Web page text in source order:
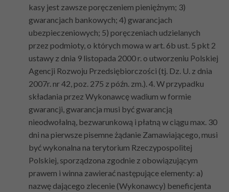
kasy jest zawsze poręczeniem pieniężnym; 3)
gwarancjach bankowych; 4) gwarancjach
ubezpieczeniowych; 5) poręczeniach udzielanych
przez podmioty, o których mowa w art. 6b ust. 5 pkt 2
ustawy z dnia 9 listopada 2000 r. o utworzeniu Polskiej
Agencji Rozwoju Przedsiębiorczości (tj. Dz. U. z dnia
2007r. nr 42, poz. 275 z późn. zm.). 4. W przypadku
składania przez Wykonawcę wadium w formie
gwarancji, gwarancja musi być gwarancją
nieodwołalną, bezwarunkową i płatną w ciągu max. 30
dni na pierwsze pisemne żądanie Zamawiającego, musi
być wykonalna na terytorium Rzeczypospolitej
Polskiej, sporządzona zgodnie z obowiązującym
prawem i winna zawierać następujące elementy: a)
nazwę dającego zlecenie (Wykonawcy) beneficjenta